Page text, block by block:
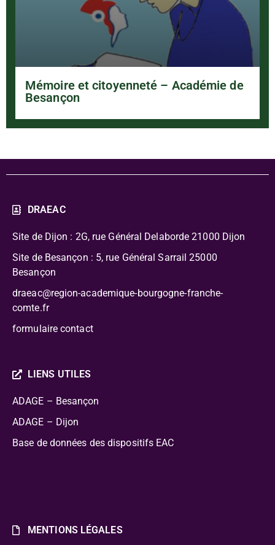
Mémoire et citoyenneté – Académie de
Besançon
DRAEAC
Site de Dijon : 2G, rue Général Delaborde 21000 Dijon
Site de Besançon : 5, rue Général Sarrail 25000
Besançon
draeac@region-academique-bourgogne-franche-
comte.fr
formulaire contact
LIENS UTILES
ADAGE – Besançon
ADAGE – Dijon
Base de données des dispositifs EAC
MENTIONS LÉGALES